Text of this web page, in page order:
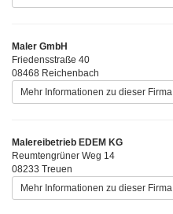
Maler GmbH
Friedensstraße 40
08468 Reichenbach
Mehr Informationen zu dieser Firma
Malereibetrieb EDEM KG
Reumtengrüner Weg 14
08233 Treuen
Mehr Informationen zu dieser Firma